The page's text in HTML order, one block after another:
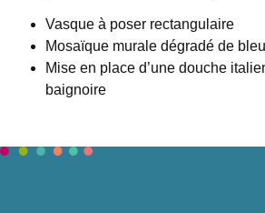
Vasque à poser rectangulaire
Mosaïque murale dégradé de bleu
Mise en place d’une douche
baignoire